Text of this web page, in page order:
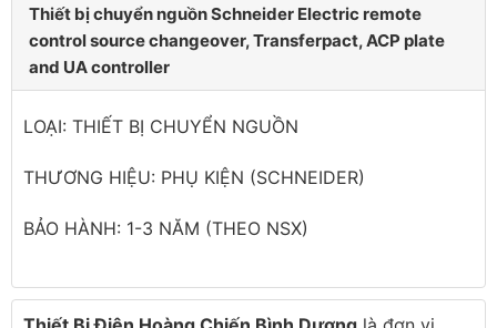
Thiết bị chuyển nguồn Schneider Electric remote
control source changeover, Transferpact, ACP plate
and UA controller
LOẠI: THIẾT BỊ CHUYỂN NGUỒN
THƯƠNG HIỆU: PHỤ KIỆN (SCHNEIDER)
BẢO HÀNH: 1-3 NĂM (THEO NSX)